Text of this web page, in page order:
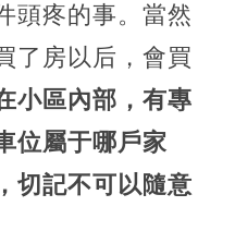
頭疼的事。當然
了房以后，會買
小區內部，有專
位屬于哪戶家
切記不可以隨意